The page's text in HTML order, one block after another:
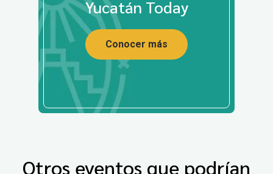
Yucatán Today
Conocer más
Otros eventos que podrían